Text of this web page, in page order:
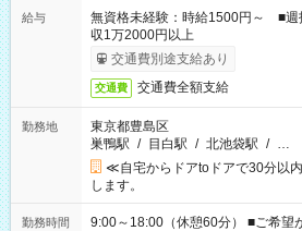
給与
無資格未経験：時給1500円～ ■
収1万2000円以上
交通費別途支給あり
交通費 交通費全額支給
勤務地
東京都豊島区
巣鴨駅 / 目白駅 / 北池袋駅 / …
≪自宅からドアtoドアで30分以
します。
勤務時間
9:00～18:00（休憩60分） ■ご希望があれば下記シフトもOK！